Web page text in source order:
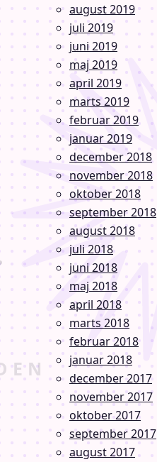
august 2019
juli 2019
juni 2019
maj 2019
april 2019
marts 2019
februar 2019
januar 2019
december 2018
november 2018
oktober 2018
september 2018
august 2018
juli 2018
juni 2018
maj 2018
april 2018
marts 2018
februar 2018
januar 2018
december 2017
november 2017
oktober 2017
september 2017
august 2017